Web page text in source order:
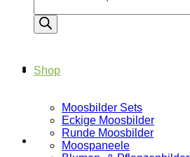
Shop
Moosbilder Sets
Eckige Moosbilder
Runde Moosbilder
Moospaneele